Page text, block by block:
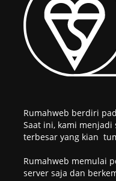
Rumahweb berdiri
Saat ini, kami
terbesar yang kian
Rumahweb memulai
server saja dan